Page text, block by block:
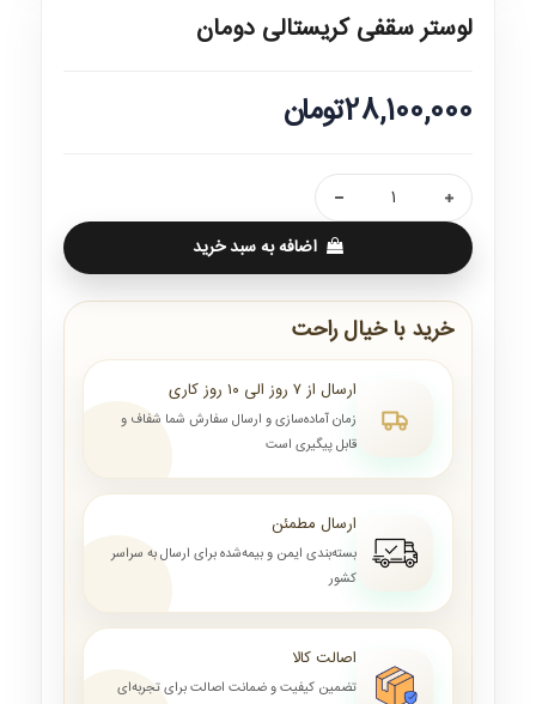
لوستر سقفی کریستالی دومان
28,100,000تومان
اضافه به سبد خرید
خرید با خیال راحت
ارسال از ۷ روز الی ۱۰ روز کاری
زمان آماده‌سازی و ارسال سفارش شما شفاف و
قابل پیگیری است
ارسال مطمئن
بسته‌بندی ایمن و بیمه‌شده برای ارسال به سراسر
کشور
اصالت کالا
تضمین کیفیت و ضمانت اصالت برای تجربه‌ای